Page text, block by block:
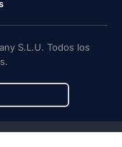
S.L.U. Todos los